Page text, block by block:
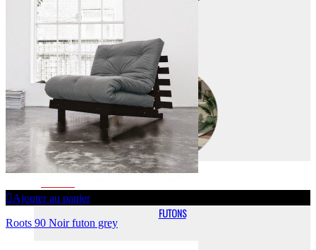
OUTDOOR
FUTONS
Ajouter au panier
Roots 90 Noir futon grey